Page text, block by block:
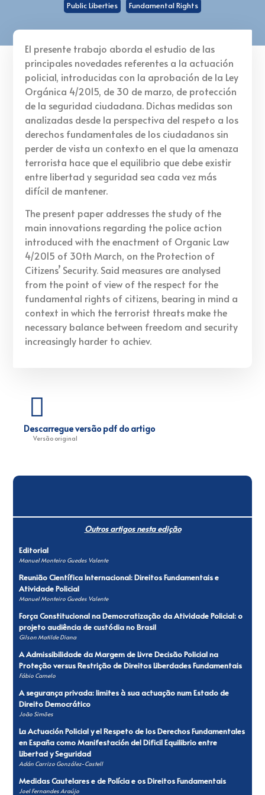
Public Liberties
Fundamental Rights
El presente trabajo aborda el estudio de las
principales novedades referentes a la actuación
policial, introducidas con la aprobación de la Ley
Orgánica 4/2015, de 30 de marzo, de protección
de la seguridad ciudadana. Dichas medidas son
analizadas desde la perspectiva del respeto a los
derechos fundamentales de los ciudadanos sin
perder de vista un contexto en el que la amenaza
terrorista hace que el equilibrio que debe existir
entre libertad y seguridad sea cada vez más
difícil de mantener.
The present paper addresses the study of the
main innovations regarding the police action
introduced with the enactment of Organic Law
4/2015 of 30th March, on the Protection of
Citizens’ Security. Said measures are analysed
from the point of view of the respect for the
fundamental rights of citizens, bearing in mind a
context in which the terrorist threats make the
necessary balance between freedom and security
increasingly harder to achiev.
Descarregue versão pdf do artigo
Versão original
Outros artigos nesta edição
Editorial
Manuel Monteiro Guedes Valente
Reunião Científica Internacional: Direitos Fundamentais e
Atividade Policial
Manuel Monteiro Guedes Valente
Força Constitucional na Democratização da Atividade Policial: o
projeto audiência de custódia no Brasil
Gilson Matilde Diana
A Admissibilidade da Margem de Livre Decisão Policial na
Proteção versus Restrição de Direitos Liberdades Fundamentais
Fábio Camelo
A segurança privada: limites à sua actuação num Estado de
Direito Democrático
João Simões
La Actuación Policial y el Respeto de los Derechos Fundamentales
en España como Manifestación del Dificil Equilibrio entre
Libertad y Seguridad
Adán Carrizo González-Castell
Medidas Cautelares e de Polícia e os Direitos Fundamentais
Joel Fernandes Araújo